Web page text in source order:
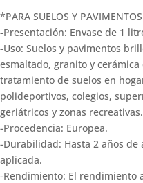
*PARA SUELOS Y
-Presentación: Envase de 1
-Uso: Suelos y pavimentos
esmaltado, granito y
tratamiento de suelos en
polideportivos, colegios,
geriátricos y zonas recreativas.
-Procedencia: Europea.
-Durabilidad: Hasta 2 años
aplicada.
-Rendimiento: El rendimiento